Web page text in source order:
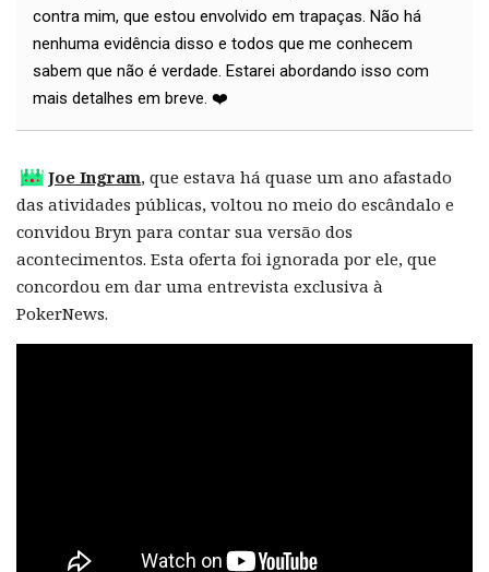
contra mim, que estou envolvido em trapaças. Não há
nenhuma evidência disso e todos que me conhecem
sabem que não é verdade. Estarei abordando isso com
mais detalhes em breve. ❤️
Joe Ingram, que estava há quase um ano afastado
das atividades públicas, voltou no meio do escândalo e
convidou Bryn para contar sua versão dos
acontecimentos. Esta oferta foi ignorada por ele, que
concordou em dar uma entrevista exclusiva à
PokerNews.